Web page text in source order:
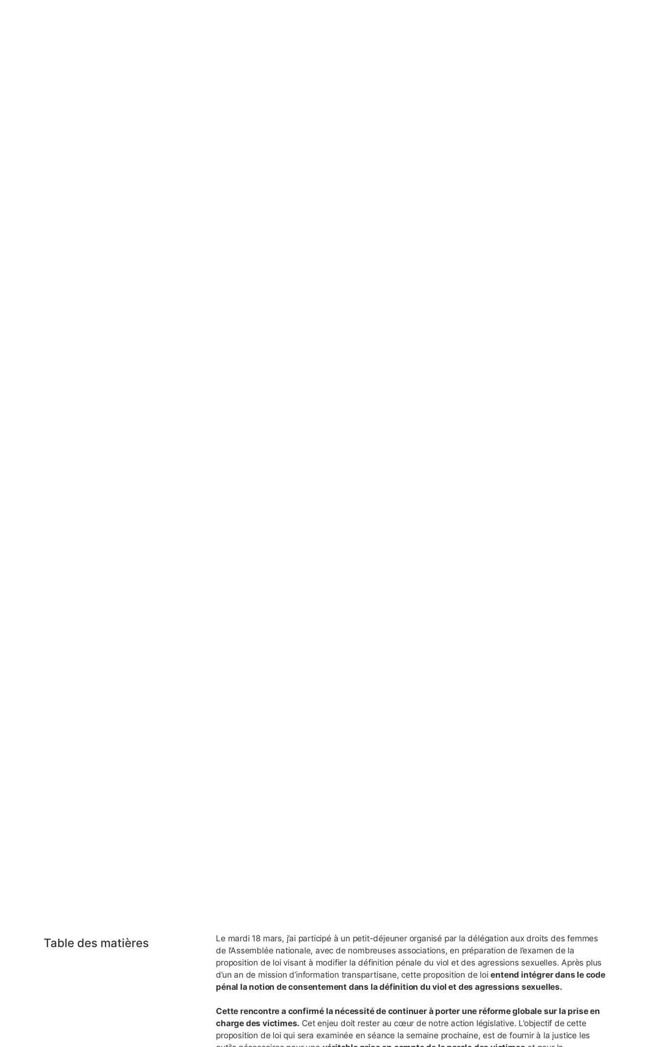
Table des matières
Le mardi 18 mars, j’ai participé à un petit-déjeuner organisé par la délégation aux droits des femmes
de l’Assemblée nationale, avec de nombreuses associations, en préparation de l’examen de la
proposition de loi visant à modifier la définition pénale du viol et des agressions sexuelles. Après plus
d’un an de mission d’information transpartisane, cette proposition de loientend intégrer dans le code
pénal la notion de consentement dans la définition du viol et des agressions sexuelles.
Cette rencontre a confirmé la nécessité de continuer à porter une réforme globale sur la prise en
charge des victimes. Cet enjeu doit rester au cœur de notre action législative. L’objectif de cette
proposition de loi qui sera examinée en séance la semaine prochaine, est de fournir à la justice les